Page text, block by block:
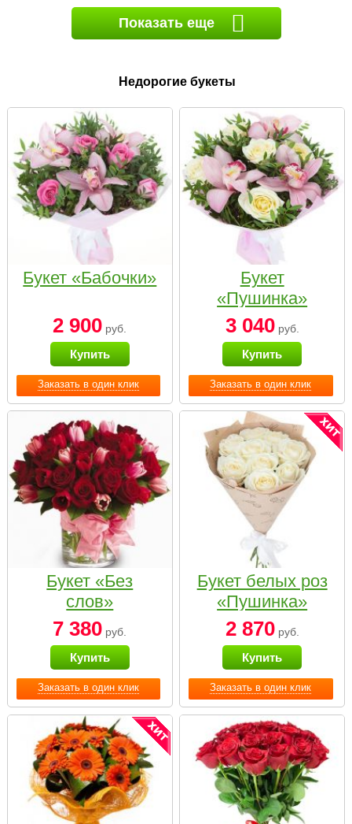
Показать еще
Недорогие букеты
Заказать в один клик
Букет «Бабочки»
2 900 руб.
Купить
Заказать в один клик
Букет
«Пушинка»
3 040руб.
Купить
Заказать в один клик
Букет «Без
слов»
7 380 руб.
Купить
Заказать в один клик
Букет белых роз
«Пушинка»
2 870руб.
Купить